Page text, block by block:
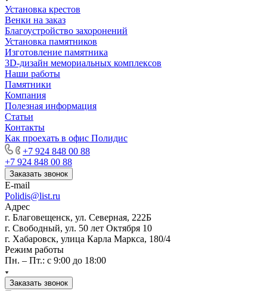
Установка крестов
Венки на заказ
Благоустройство захоронений
Установка памятников
Изготовление памятника
3D-дизайн мемориальных комплексов
Наши работы
Памятники
Компания
Полезная информация
Статьи
Контакты
Как проехать в офис Полидис
+7 924 848 00 88
+7 924 848 00 88
Заказать звонок
E-mail
Polidis@list.ru
Адрес
г. Благовещенск, ул. Северная, 222Б
г. Свободный, ул. 50 лет Октября 10
г. Хабаровск, улица Карла Маркса, 180/4
Режим работы
Пн. – Пт.: с 9:00 до 18:00
Заказать звонок